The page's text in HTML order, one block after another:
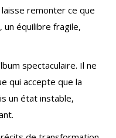
remonter ce que
un équilibre fragile,
spectaculaire. Il ne
qui accepte que la
un état instable,